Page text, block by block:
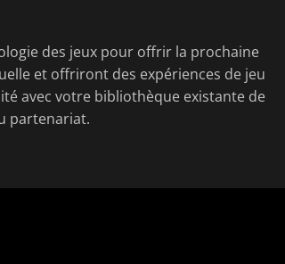
des jeux pour offrir la prochaine
et offriront des expériences de jeu
avec votre bibliothèque existante de
partenariat.